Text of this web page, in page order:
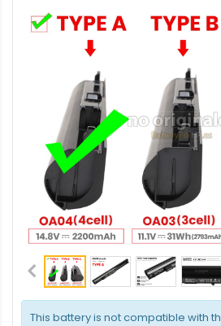
This battery is not compatible with